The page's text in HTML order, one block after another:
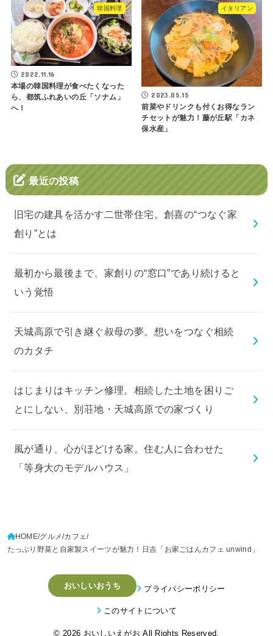
韓国料理
2022.11.16
本場の韓国料理が食べたくなった
ら、都筑ふれあいの丘「ソナム」
へ！
イタリアン
2023.05.15
前菜やドリンクも付くお得なラン
チセットが魅力！藤が丘駅「カネ
保水産」
最近の投稿
旧宅の建具を活かす二世帯住宅。創喜の“つなぐ家
創り”とは
最初から最後まで、家創りの“窓口”であり続けると
いう覚悟
天城高原で引き継ぐ叔母の夢。想いをつなぐ相続
のカタチ
はじまりはキッチン修理。相続した土地を困りご
とにしない、別荘地・天城高原での家づくり
風が通り、心がほどける家。住む人に合わせた
「等身大のモデルハウス」
HOME グルメ カフェ
たっぷり野菜と自家製スイーツが魅力！日吉「お家ごはんカフェ unwind」
おいしいおうち プライバシーポリシー
このサイトについて
© 2026 おいしいえがお All Rights Reserved.